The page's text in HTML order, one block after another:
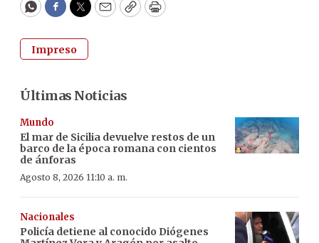
WhatsApp
Facebook
Twitter
EmailCopyPrint
Impreso
Últimas Noticias
Mundo
El mar de Sicilia devuelve restos de un
barco de la época romana con cientos
de ánforas
Agosto 8, 2026 11:10 a. m.
Nacionales
Policía detiene al conocido Diógenes